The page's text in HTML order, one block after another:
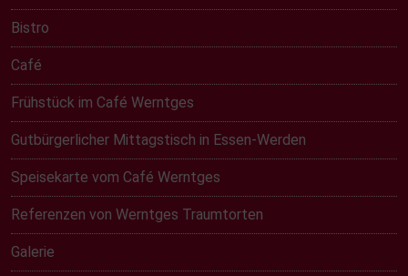
Bistro
Café
Frühstück im Café Werntges
Gutbürgerlicher Mittagstisch in Essen-Werden
Speisekarte vom Café Werntges
Referenzen von Werntges Traumtorten
Galerie